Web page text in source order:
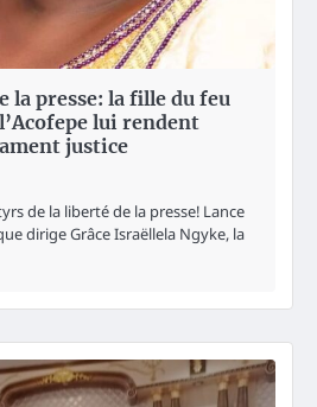
la presse: la fille du feu
lui rendent
justice
de la liberté de la presse! Lance
dirige Grâce Israëllela Ngyke, la